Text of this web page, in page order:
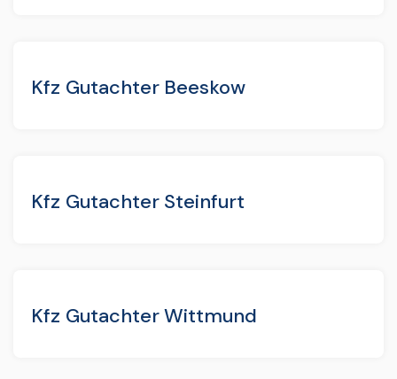
Kfz Gutachter Beeskow
Kfz Gutachter Steinfurt
Kfz Gutachter Wittmund